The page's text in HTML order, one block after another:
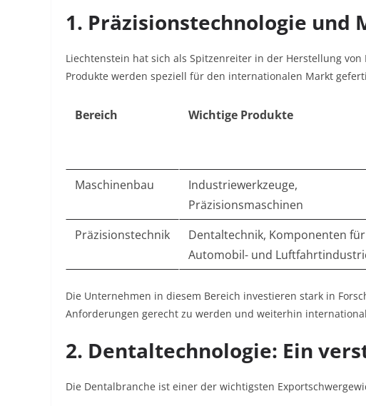
1. Präzisionstechnologie und
Liechtenstein hat sich als Spitzenreiter in der Herstellung
Produkte werden speziell für den internationalen Markt
Bereich Wichtige Produkte
Maschinenbau
Industriewerkzeuge,
Präzisionsmaschinen
Präzisionstechnik
Dentaltechnik, Komponenten
Automobil- und
Die Unternehmen in diesem Bereich investieren stark in
Anforderungen gerecht zu werden und weiterhin
2. Dentaltechnologie: Ein
Die Dentalbranche ist einer der wichtigsten